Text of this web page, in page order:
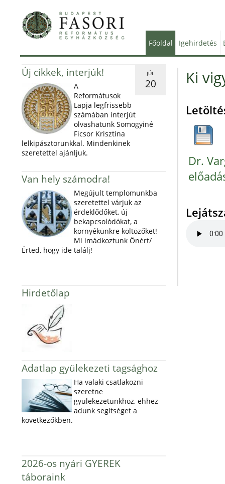
Főoldal Igehirdetés
JÚL
20
Új cikkek, interjúk!
A
Reformátusok
Lapja legfrissebb
számában interjút
olvashatunk Somogyiné
Ficsor Krisztina
lelkipásztorunkkal. Mindenkinek
szeretettel ajánljuk.
Van hely számodra!
Megújult templomunkba
szeretettel várjuk az
érdeklődőket, új
bekapcsolódókat, a
környékünkre költözőket!
Mi imádkoztunk Önért/
Érted, hogy ide találj!
Hirdetőlap
Adatlap gyülekezeti tagsághoz
Ha valaki csatlakozni
szeretne
gyülekezetünkhöz, ehhez
adunk segítséget a
következőkben.
2026-os nyári GYEREK
táboraink
Ki
Dr.